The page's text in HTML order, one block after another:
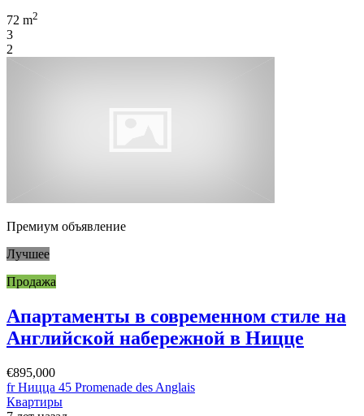
72 m2
3
2
Премиум объявление
Лучшее
Продажа
Апартаменты в современном стиле на
Английской набережной в Ницце
€895,000
fr Ницца 45 Promenade des Anglais
Квартиры